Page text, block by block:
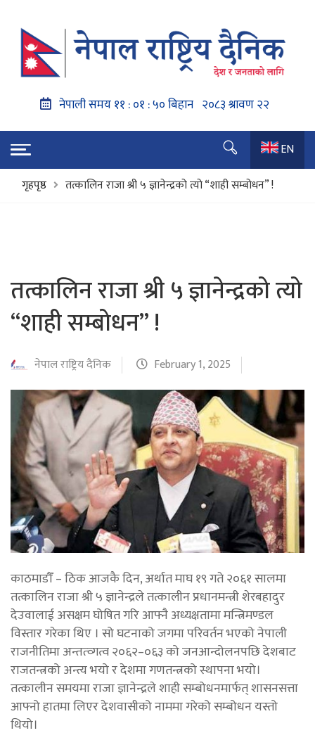
EN
गृहपृष्ठ
तत्कालिन राजा श्री ५ ज्ञानेन्द्रको त्यो “शाही सम्बोधन” !
तत्कालिन राजा श्री ५ ज्ञानेन्द्रको त्यो
“शाही सम्बोधन” !
नेपाल राष्ट्रिय दैनिक February 1, 2025
काठमाडौँ – ठिक आजकै दिन, अर्थात माघ १९ गते २०६१ सालमा
तत्कालिन राजा श्री ५ ज्ञानेन्द्रले तत्कालीन प्रधानमन्त्री शेरबहादुर
देउवालाई असक्षम घोषित गरि आफ्नै अध्यक्षतामा मन्त्रिमण्डल
विस्तार गरेका थिए । सो घटनाको जगमा परिवर्तन भएको नेपाली
राजनीतिमा अन्तत्व्गत्व २०६२–०६३ को जनआन्दोलनपछि देशबाट
राजतन्त्रको अन्त्य भयो र देशमा गणतन्त्रको स्थापना भयो।
तत्कालीन समयमा राजा ज्ञानेन्द्रले शाही सम्बोधनमार्फत् शासनसत्ता
आफ्नो हातमा लिएर देशवासीको नाममा गरेको सम्बोधन यस्तो
थियो।